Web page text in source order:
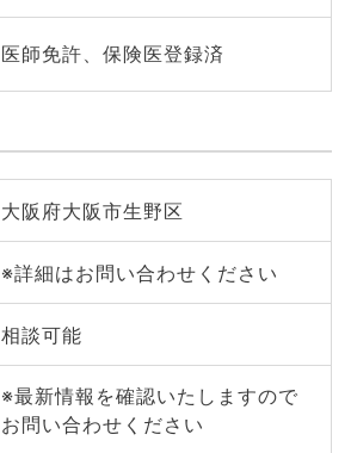
医師免許、保険医登録済
大阪府大阪市生野区
※詳細はお問い合わせください
相談可能
※最新情報を確認いたしますので
お問い合わせください